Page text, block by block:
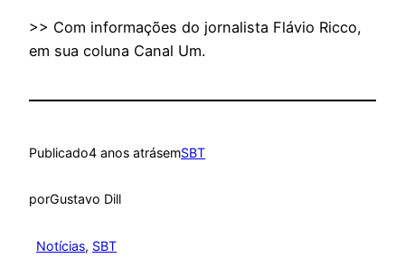
>> Com informações do jornalista Flávio Ricco,
em sua coluna Canal Um.
Publicado4 anos atrásemSBT
porGustavo Dill
Notícias, SBT